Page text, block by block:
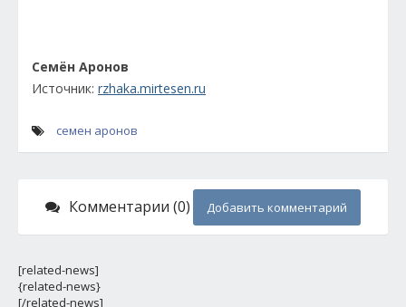
Семён Аронов
Источник: rzhaka.mirtesen.ru
семен аронов
Комментарии (0) Добавить комментарий
[related-news]
{related-news}
[/related-news]